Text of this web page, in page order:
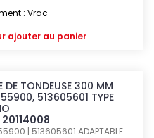
: Vrac
ajouter au panier
DE TONDEUSE 300 MM
513605601 TYPE
20114008
| 513605601ADAPTABLE